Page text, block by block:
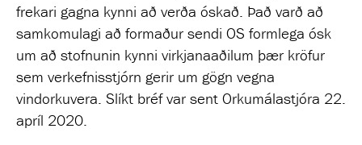
frekari gagna kynni að verða óskað. Það varð að
samkomulagi að formaður sendi OS formlega ósk
um að stofnunin kynni virkjanaaðilum þær kröfur
sem verkefnisstjórn gerir um gögn vegna
vindorkuvera. Slíkt bréf var sent Orkumálastjóra 22.
apríl 2020.